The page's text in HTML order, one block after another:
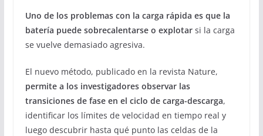
Uno de los problemas con la carga rápida es que la
batería puede sobrecalentarse o explotar si la carga
se vuelve demasiado agresiva.
El nuevo método, publicado en la revista Nature,
permite a los investigadores observar las
transiciones de fase en el ciclo de carga-descarga,
identificar los límites de velocidad en tiempo real y
luego descubrir hasta qué punto las celdas de la